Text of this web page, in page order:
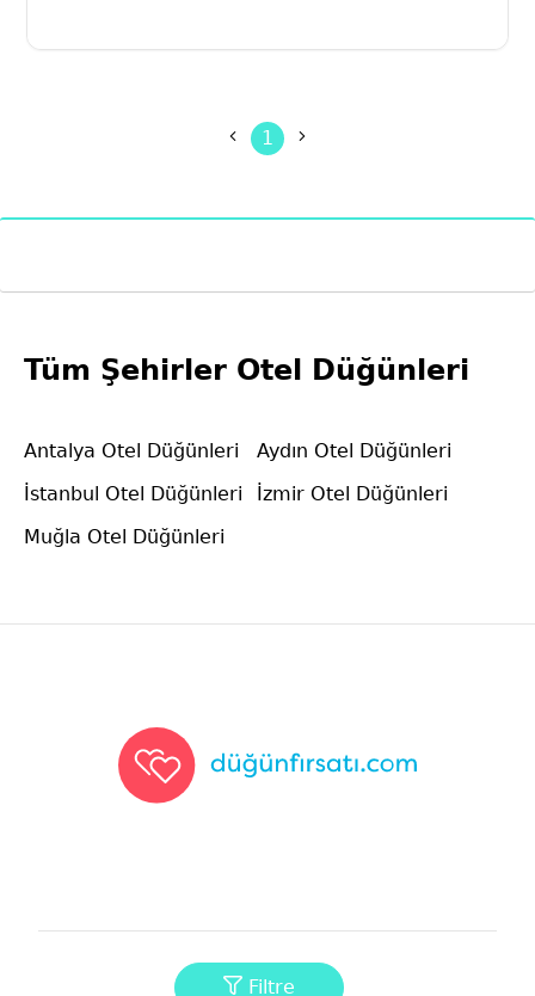
Filtre
1
Tüm Şehirler Otel Düğünleri
Antalya Otel Düğünleri
Aydın Otel Düğünleri
İstanbul Otel Düğünleri
İzmir Otel Düğünleri
Muğla Otel Düğünleri
Düğünfırsatı